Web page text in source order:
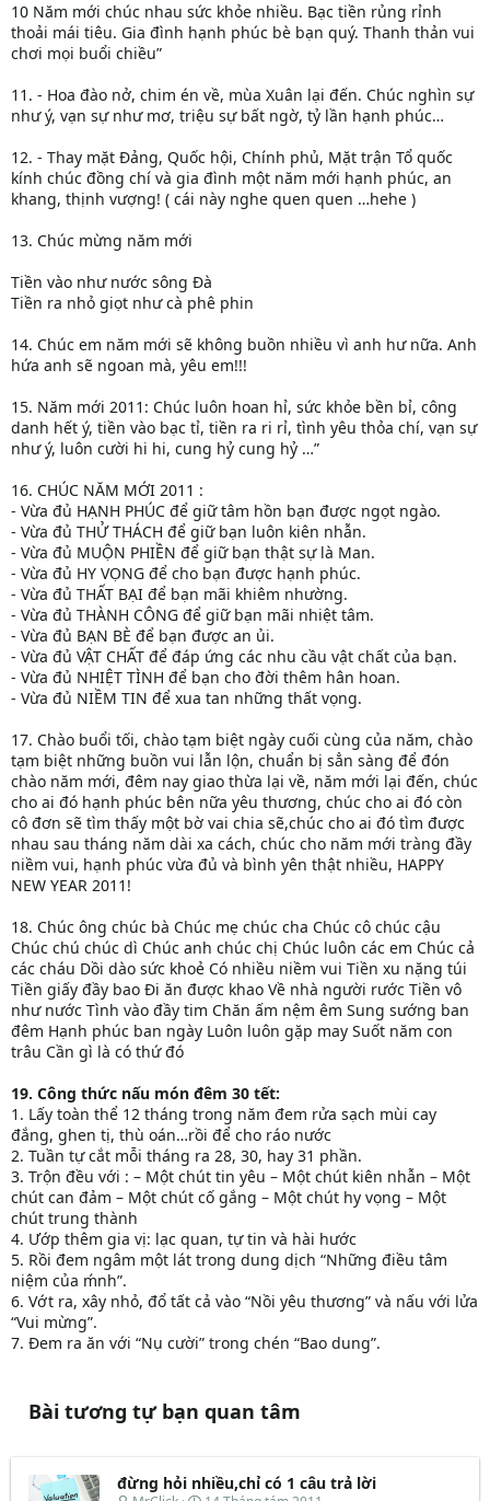
10 Năm mới chúc nhau sức khỏe nhiều. Bạc tiền rủng rỉnh
thoải mái tiêu. Gia đình hạnh phúc bè bạn quý. Thanh thản vui
chơi mọi buổi chiều”
11. - Hoa đào nở, chim én về, mùa Xuân lại đến. Chúc nghìn sự
như ý, vạn sự như mơ, triệu sự bất ngờ, tỷ lần hạnh phúc…
12. - Thay mặt Đảng, Quốc hội, Chính phủ, Mặt trận Tổ quốc
kính chúc đồng chí và gia đình một năm mới hạnh phúc, an
khang, thịnh vượng! ( cái này nghe quen quen …hehe )
13. Chúc mừng năm mới
Tiền vào như nước sông Đà
Tiền ra nhỏ giọt như cà phê phin
14. Chúc em năm mới sẽ không buồn nhiều vì anh hư nữa. Anh
hứa anh sẽ ngoan mà, yêu em!!!
15. Năm mới 2011: Chúc luôn hoan hỉ, sức khỏe bền bỉ, công
danh hết ý, tiền vào bạc tỉ, tiền ra ri rỉ, tình yêu thỏa chí, vạn sự
như ý, luôn cười hi hi, cung hỷ cung hỷ …”
16. CHÚC NĂM MỚI 2011 :
- Vừa đủ HẠNH PHÚC để giữ tâm hồn bạn được ngọt ngào.
- Vừa đủ THỬ THÁCH để giữ bạn luôn kiên nhẫn.
- Vừa đủ MUỘN PHIỀN để giữ bạn thật sự là Man.
- Vừa đủ HY VỌNG để cho bạn được hạnh phúc.
- Vừa đủ THẤT BẠI để bạn mãi khiêm nhường.
- Vừa đủ THÀNH CÔNG để giữ bạn mãi nhiệt tâm.
- Vừa đủ BẠN BÈ để bạn được an ủi.
- Vừa đủ VẬT CHẤT để đáp ứng các nhu cầu vật chất của bạn.
- Vừa đủ NHIỆT TÌNH để bạn cho đời thêm hân hoan.
- Vừa đủ NIỀM TIN để xua tan những thất vọng.
17. Chào buổi tối, chào tạm biệt ngày cuối cùng của năm, chào
tạm biệt những buồn vui lẫn lộn, chuẩn bị sẳn sàng để đón
chào năm mới, đêm nay giao thừa lại về, năm mới lại đến, chúc
cho ai đó hạnh phúc bên nữa yêu thương, chúc cho ai đó còn
cô đơn sẽ tìm thấy một bờ vai chia sẽ,chúc cho ai đó tìm được
nhau sau tháng năm dài xa cách, chúc cho năm mới tràng đầy
niềm vui, hạnh phúc vừa đủ và bình yên thật nhiều, HAPPY
NEW YEAR 2011!
18. Chúc ông chúc bà Chúc mẹ chúc cha Chúc cô chúc cậu
Chúc chú chúc dì Chúc anh chúc chị Chúc luôn các em Chúc cả
các cháu Dồi dào sức khoẻ Có nhiều niềm vui Tiền xu nặng túi
Tiền giấy đầy bao Đi ăn được khao Về nhà người rước Tiền vô
như nước Tình vào đầy tim Chăn ấm nệm êm Sung sướng ban
đêm Hạnh phúc ban ngày Luôn luôn gặp may Suốt năm con
trâu Cần gì là có thứ đó
19. Công thức nấu món đêm 30 tết:
1. Lấy toàn thể 12 tháng trong năm đem rửa sạch mùi cay
đắng, ghen tị, thù oán…rồi để cho ráo nước
2. Tuần tự cắt mỗi tháng ra 28, 30, hay 31 phần.
3. Trộn đều với : – Một chút tin yêu – Một chút kiên nhẫn – Một
chút can đảm – Một chút cố gắng – Một chút hy vọng – Một
chút trung thành
4. Ướp thêm gia vị: lạc quan, tự tin và hài hước
5. Rồi đem ngâm một lát trong dung dịch “Những điều tâm
niệm của ḿnh”.
6. Vớt ra, xây nhỏ, đổ tất cả vào “Nồi yêu thương” và nấu với lửa
“Vui mừng”.
7. Đem ra ăn với “Nụ cười” trong chén “Bao dung”.
Bài tương tự bạn quan tâm
đừng hỏi nhiều,chỉ có 1 câu trả lời